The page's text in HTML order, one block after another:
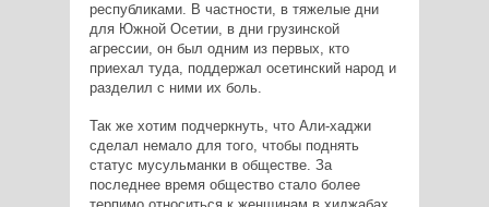
республиками. В частности, в тяжелые дни
для Южной Осетии, в дни грузинской
агрессии, он был одним из первых, кто
приехал туда, поддержал осетинский народ и
разделил с ними их боль.
Так же хотим подчеркнуть, что Али-хаджи
сделал немало для того, чтобы поднять
статус мусульманки в обществе. За
последнее время общество стало более